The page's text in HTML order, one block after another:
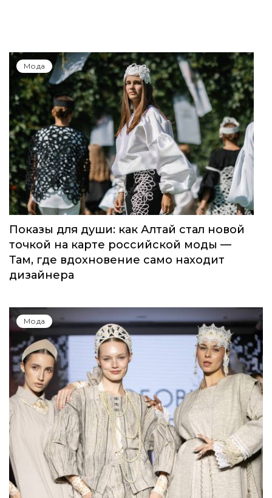
Мода
Показы для души: как Алтай стал новой
точкой на карте российской моды —
Там, где вдохновение само находит
дизайнера
Мода